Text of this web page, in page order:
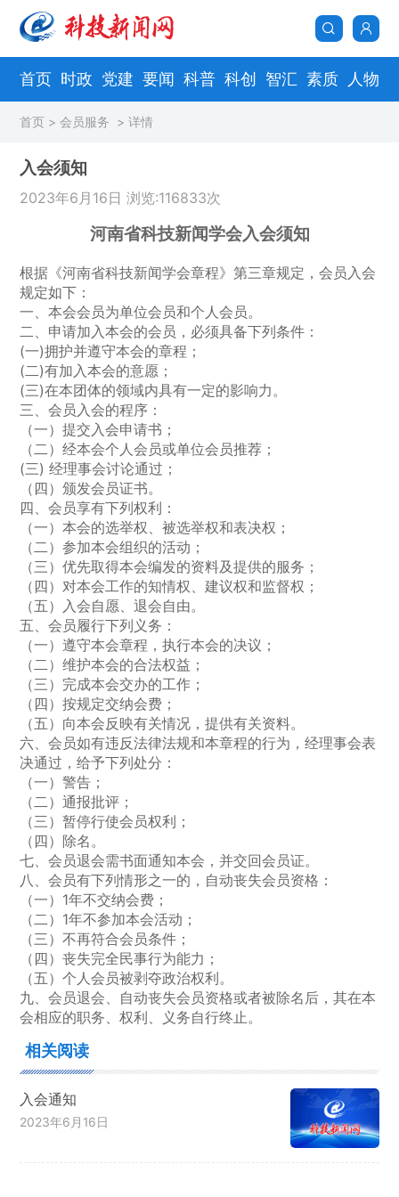
首页 时政 党建 要闻 科普 科创 智汇 素质 人物
首页 >会员服务 > 详情
入会须知
2023年6月16日 浏览:116833次
河南省科技新闻学会入会须知
根据《河南省科技新闻学会章程》第三章规定，会员入会
规定如下：
一、本会会员为单位会员和个人会员。
二、申请加入本会的会员，必须具备下列条件：
(一)拥护并遵守本会的章程；
(二)有加入本会的意愿；
(三)在本团体的领域内具有一定的影响力。
三、会员入会的程序：
（一）提交入会申请书；
（二）经本会个人会员或单位会员推荐；
(三) 经理事会讨论通过；
（四）颁发会员证书。
四、会员享有下列权利：
（一）本会的选举权、被选举权和表决权；
（二）参加本会组织的活动；
（三）优先取得本会编发的资料及提供的服务；
（四）对本会工作的知情权、建议权和监督权；
（五）入会自愿、退会自由。
五、会员履行下列义务：
（一）遵守本会章程，执行本会的决议；
（二）维护本会的合法权益；
（三）完成本会交办的工作；
（四）按规定交纳会费；
（五）向本会反映有关情况，提供有关资料。
六、会员如有违反法律法规和本章程的行为，经理事会表
决通过，给予下列处分：
（一）警告；
（二）通报批评；
（三）暂停行使会员权利；
（四）除名。
七、会员退会需书面通知本会，并交回会员证。
八、会员有下列情形之一的，自动丧失会员资格：
（一）1年不交纳会费；
（二）1年不参加本会活动；
（三）不再符合会员条件；
（四）丧失完全民事行为能力；
（五）个人会员被剥夺政治权利。
九、会员退会、自动丧失会员资格或者被除名后，其在本
会相应的职务、权利、义务自行终止。
相关阅读
入会通知
2023年6月16日